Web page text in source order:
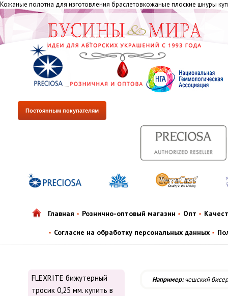
Кожаные полотна для изготовления браслетовкожаные плоские шнуры
Постоянным покупателям
Главная Рознично-оптовый магазин Опт
Согласие на обработку персональных данных
FLEXRITE бижутерный
тросик 0,25 мм. купить в
Например:чешский бисер